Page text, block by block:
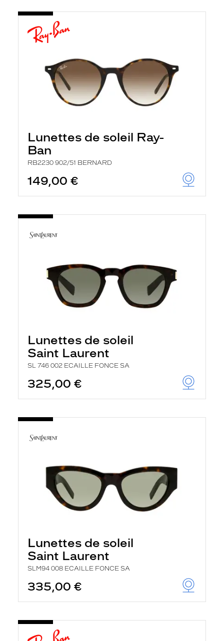
Lunettes de soleil Ray-
Ban
RB2230 902/51 BERNARD
149,00 €
Lunettes de soleil
Saint Laurent
SL 746 002 ECAILLE FONCE SA
325,00 €
Lunettes de soleil
Saint Laurent
SLM94 008 ECAILLE FONCE SA
335,00 €